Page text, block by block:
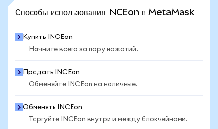
Способы использования INCEon в MetaMask
Купить INCEon
Начните всего за пару нажатий.
Продать INCEon
Обменяйте INCEon на наличные.
Обменять INCEon
Торгуйте INCEon внутри и между блокчейнами.